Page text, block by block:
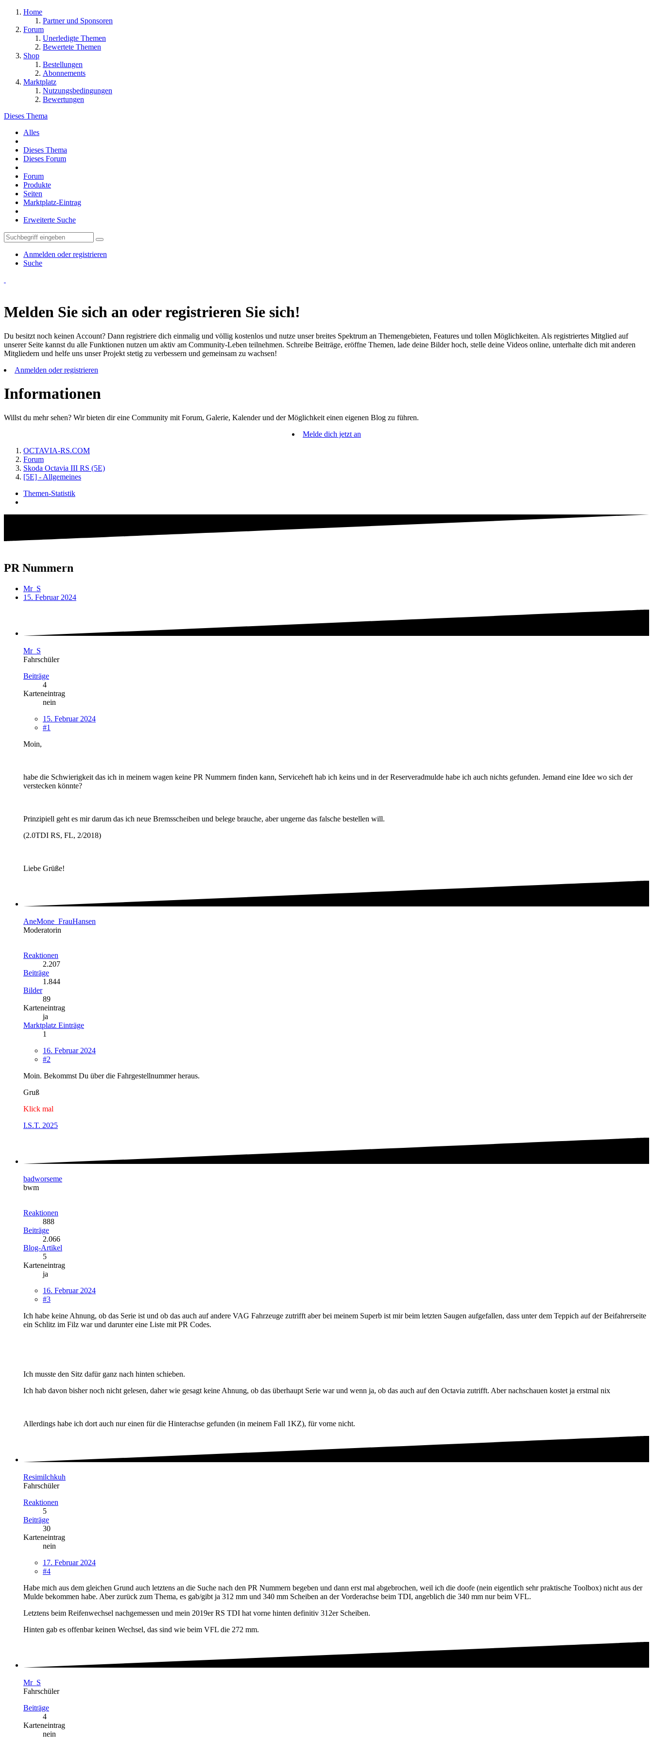
Home
Partner und Sponsoren
Forum
Unerledigte Themen
Bewertete Themen
Shop
Bestellungen
Abonnements
Marktplatz
Nutzungsbedingungen
Bewertungen
Dieses Thema
Alles
Dieses Thema
Dieses Forum
Forum
Produkte
Seiten
Marktplatz-Eintrag
Erweiterte Suche
Anmelden oder registrieren
Suche
Melden Sie sich an oder registrieren Sie sich!
Du besitzt noch keinen Account? Dann registriere dich einmalig und völlig kostenlos und nutze unser breites Spektrum an Themengebieten, Features und tollen Möglichkeiten. Als registriertes Mitglied auf
unserer Seite kannst du alle Funktionen nutzen um aktiv am Community-Leben teilnehmen. Schreibe Beiträge, eröffne Themen, lade deine Bilder hoch, stelle deine Videos online, unterhalte dich mit anderen
Mitgliedern und helfe uns unser Projekt stetig zu verbessern und gemeinsam zu wachsen!
Anmelden oder registrieren
Informationen
Willst du mehr sehen? Wir bieten dir eine Community mit Forum, Galerie, Kalender und der Möglichkeit einen eigenen Blog zu führen.
Melde dich jetzt an
OCTAVIA-RS.COM
Forum
Skoda Octavia III RS (5E)
[5E] - Allgemeines
Themen-Statistik
PR Nummern
Mr_S
15. Februar 2024
Mr_S
Fahrschüler
Beiträge
4
Karteneintrag
nein
15. Februar 2024
#1
Moin,
habe die Schwierigkeit das ich in meinem wagen keine PR Nummern finden kann, Serviceheft hab ich keins und in der Reserveradmulde habe ich auch nichts gefunden. Jemand eine Idee wo sich der
verstecken könnte?
Prinzipiell geht es mir darum das ich neue Bremsscheiben und belege brauche, aber ungerne das falsche bestellen will.
(2.0TDI RS, FL, 2/2018)
Liebe Grüße!
AneMone_FrauHansen
Moderatorin
Reaktionen
2.207
Beiträge
1.844
Bilder
89
Karteneintrag
ja
Marktplatz Einträge
1
16. Februar 2024
#2
Moin. Bekommst Du über die Fahrgestellnummer heraus.
Gruß
Klick mal
I.S.T. 2025
badworseme
bwm
Reaktionen
888
Beiträge
2.066
Blog-Artikel
5
Karteneintrag
ja
16. Februar 2024
#3
Ich habe keine Ahnung, ob das Serie ist und ob das auch auf andere VAG Fahrzeuge zutrifft aber bei meinem Superb ist mir beim letzten Saugen aufgefallen, dass unter dem Teppich auf der Beifahrerseite
ein Schlitz im Filz war und darunter eine Liste mit PR Codes.
Ich musste den Sitz dafür ganz nach hinten schieben.
Ich hab davon bisher noch nicht gelesen, daher wie gesagt keine Ahnung, ob das überhaupt Serie war und wenn ja, ob das auch auf den Octavia zutrifft. Aber nachschauen kostet ja erstmal nix
Allerdings habe ich dort auch nur einen für die Hinterachse gefunden (in meinem Fall 1KZ), für vorne nicht.
Resimilchkuh
Fahrschüler
Reaktionen
5
Beiträge
30
Karteneintrag
nein
17. Februar 2024
#4
Habe mich aus dem gleichen Grund auch letztens an die Suche nach den PR Nummern begeben und dann erst mal abgebrochen, weil ich die doofe (nein eigentlich sehr praktische Toolbox) nicht aus der
Mulde bekommen habe. Aber zurück zum Thema, es gab/gibt ja 312 mm und 340 mm Scheiben an der Vorderachse beim TDI, angeblich die 340 mm nur beim VFL.
Letztens beim Reifenwechsel nachgemessen und mein 2019er RS TDI hat vorne hinten definitiv 312er Scheiben.
Hinten gab es offenbar keinen Wechsel, das sind wie beim VFL die 272 mm.
Mr_S
Fahrschüler
Beiträge
4
Karteneintrag
nein